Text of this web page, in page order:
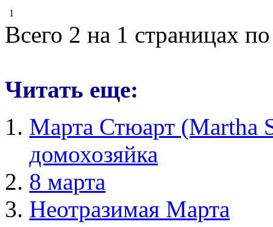
1
Всего 2 на 1 страницах
Читать еще:
Марта Стюарт (Martha
домохозяйка
8 марта
Неотразимая Марта